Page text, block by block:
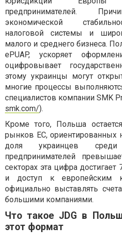
предпринимателей.
экономической
налоговой системы и
малого и среднего бизнеса.
ePUAP, ускоряет
оцифровывает
этому украинцы могут
многие процессы
специалистов компании SMK
smk.com/).
Кроме того, Польша
рынков ЕС, ориентированных
доля украинцев
предпринимателей
секторах эта цифра
и доступ к европейским
официально выставлять
большими компаниями.
Что такое JDG в
этот формат